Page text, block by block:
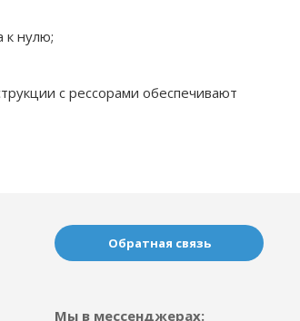
к нулю;
с рессорами обеспечивают
Обратная связь
Мы в мессенджерах: